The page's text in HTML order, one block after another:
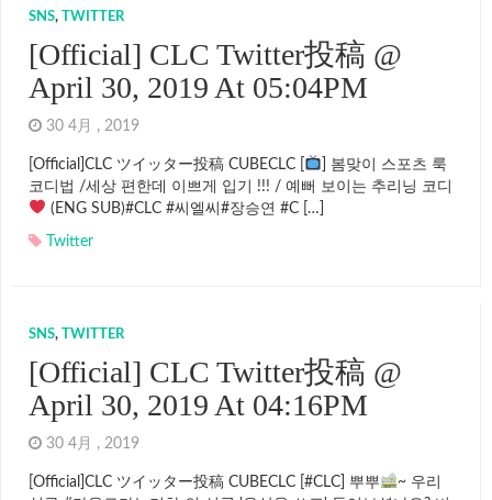
SNS, TWITTER
[Official] CLC Twitter投稿 @
April 30, 2019 At 05:04PM
30 4月 , 2019
[Official]CLC ツイッター投稿 CUBECLC [
] 봄맞이 스포츠 룩
코디법 /세상 편한데 이쁘게 입기 !!! / 예뻐 보이는 추리닝 코디
(ENG SUB)#CLC #씨엘씨#장승연 #C […]
Twitter
SNS, TWITTER
[Official] CLC Twitter投稿 @
April 30, 2019 At 04:16PM
30 4月 , 2019
[Official]CLC ツイッター投稿 CUBECLC [#CLC] 뿌뿌
~ 우리